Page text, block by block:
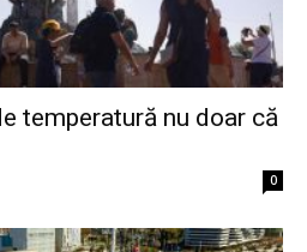
temperatură nu doar că
0